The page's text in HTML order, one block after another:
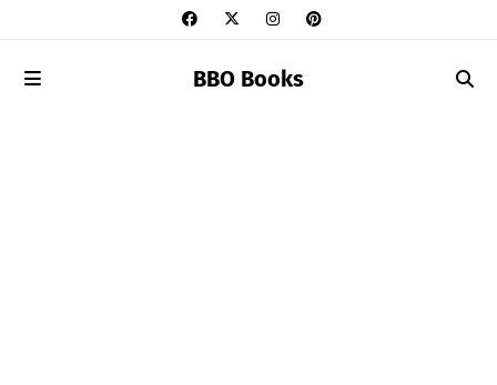
BBO Books